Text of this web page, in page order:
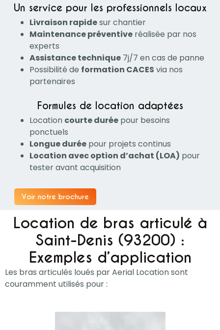
Un service pour les professionnels locaux
Livraison rapidesur chantier
Maintenance préventive réalisée par nos
experts
Assistance technique 7j/7 en cas de panne
Possibilité de formation CACES via nos
partenaires
Formules de location adaptées
Location courte durée pour besoins
ponctuels
Longue durée pour projets continus
Location avec option d’achat (LOA) pour
tester avant acquisition
Voir notre brochure
Location de bras articulé à
Saint-Denis (93200) :
Exemples d’application
Les bras articulés loués par Aerial Location sont
couramment utilisés pour :